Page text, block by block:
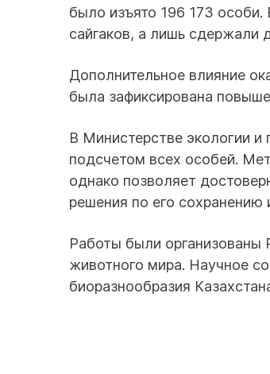
было изъято 196 173
сайгаков, а лишь сдержали
Дополнительное влияние
была зафиксирована
В Министерстве экологии и
подсчетом всех особей.
однако позволяет
решения по его сохранению
Работы были организованы
животного мира. Научное
биоразнообразия